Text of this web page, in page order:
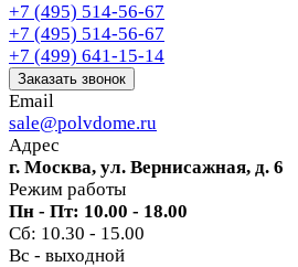
+7 (495) 514-56-67
+7 (495) 514-56-67
+7 (499) 641-15-14
Заказать звонок
Email
sale@polvdome.ru
Адрес
г. Москва, ул. Вернисажная, д. 6
Режим работы
Пн - Пт: 10.00 - 18.00
Сб: 10.30 - 15.00
Вс - выходной